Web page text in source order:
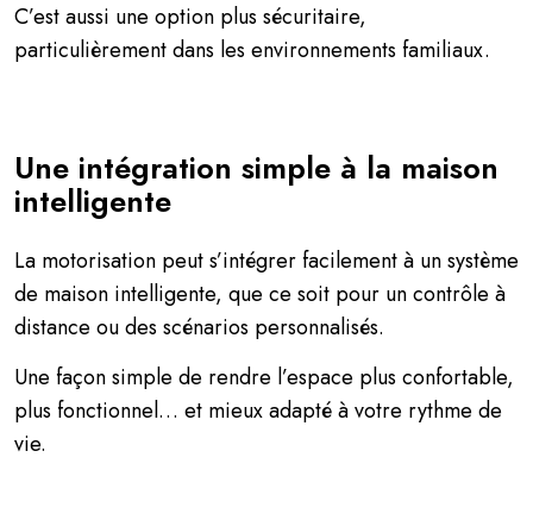
C’est aussi une option plus sécuritaire,
particulièrement dans les environnements familiaux.
Une intégration simple à la maison
intelligente
La motorisation peut s’intégrer facilement à un système
de maison intelligente, que ce soit pour un contrôle à
distance ou des scénarios personnalisés.
Une façon simple de rendre l’espace plus confortable,
plus fonctionnel… et mieux adapté à votre rythme de
vie.